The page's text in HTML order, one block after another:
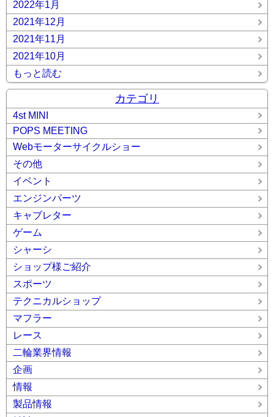
2022年1月
2021年12月
2021年11月
2021年10月
もっと読む
カテゴリ
4st MINI
POPS MEETING
Webモーターサイクルショー
その他
イベント
エンジンパーツ
キャブレター
ゲーム
シャーシ
ショップ様ご紹介
スポーツ
テクニカルショップ
マフラー
レース
二輪業界情報
企画
情報
製品情報